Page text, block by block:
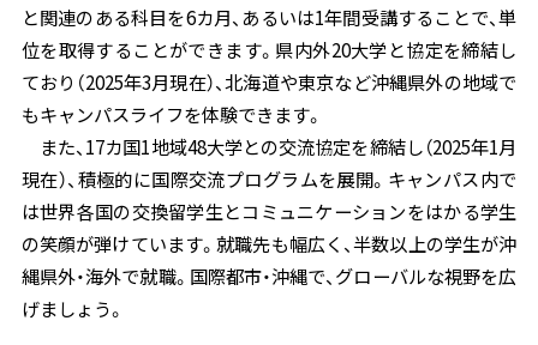
と関連のある科目を6カ月、あるいは1年間受講することで、単
位を取得することができます。県内外20大学と協定を締結し
ており（2025年3月現在）、北海道や東京など沖縄県外の地域で
もキャンパスライフを体験できます。
また、17カ国1地域48大学との交流協定を締結し（2025年1月
現在）、積極的に国際交流プログラムを展開。キャンパス内で
は世界各国の交換留学生とコミュニケーションをはかる学生
の笑顔が弾けています。就職先も幅広く、半数以上の学生が沖
縄県外・海外で就職。国際都市・沖縄で、グローバルな視野を広
げましょう。